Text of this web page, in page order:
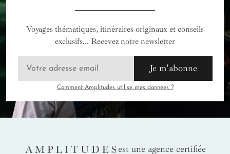
Voyages thématiques, itinéraires originaux et conseils
exclusifs... Recevez notre newsletter
Je m'abonne
Comment Amplitudes utilise mes données ?
AMPLITUDES
est une agence certifiée